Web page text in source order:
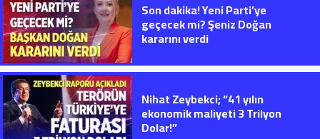
Son dakika! Yeni Parti’ye
geçecek mi? Şeniz Doğan
kararını verdi
Nihat Zeybekci; “41 yılın
ekonomik maliyeti 3 Trilyon
Dolar!”